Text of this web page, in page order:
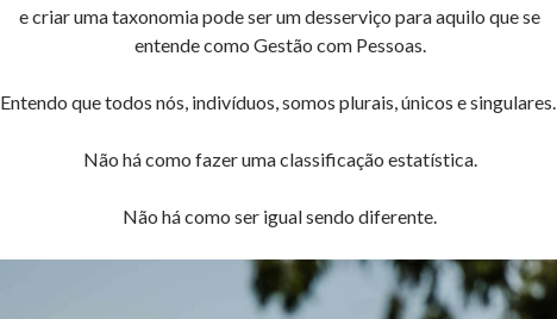
e criar uma taxonomia pode ser um desserviço para aquilo que se
entende como Gestão com Pessoas.
Entendo que todos nós, indivíduos, somos plurais, únicos e singulares.
Não há como fazer uma classificação estatística.
Não há como ser igual sendo diferente.